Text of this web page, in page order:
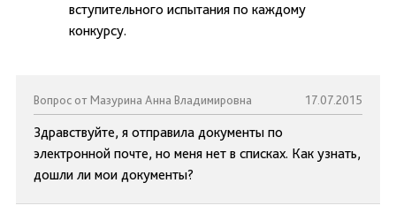
вступительного испытания по каждому
конкурсу.
Вопрос от Мазурина Анна Владимировна 17.07.2015
Здравствуйте, я отправила документы по
электронной почте, но меня нет в списках. Как узнать,
дошли ли мои документы?